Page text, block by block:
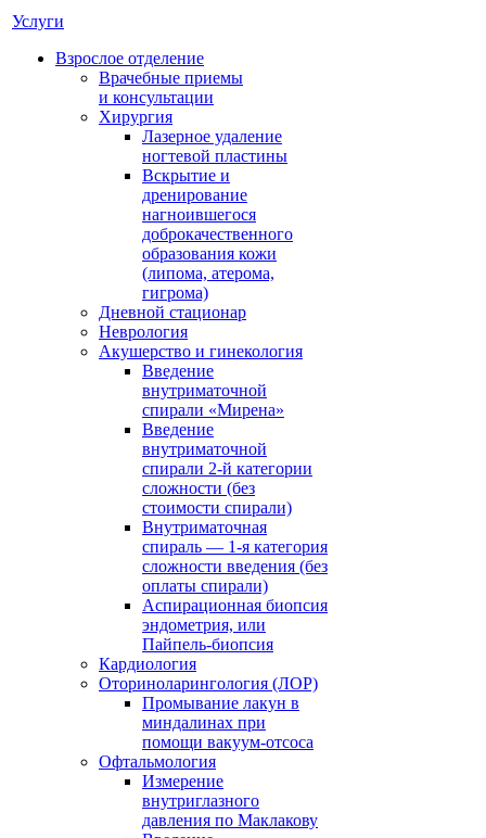
Услуги
Взрослое отделение
Врачебные приемы
и консультации
Хирургия
Лазерное удаление
ногтевой пластины
Вскрытие и
дренирование
нагноившегося
доброкачественного
образования кожи
(липома, атерома,
гигрома)
Дневной стационар
Неврология
Акушерство и гинекология
Введение
внутриматочной
спирали «Мирена»
Введение
внутриматочной
спирали 2-й категории
сложности (без
стоимости спирали)
Внутриматочная
спираль — 1-я категория
сложности введения (без
оплаты спирали)
Аспирационная биопсия
эндометрия, или
Пайпель-биопсия
Кардиология
Оториноларингология (ЛОР)
Промывание лакун в
миндалинах при
помощи вакуум-отсоса
Офтальмология
Измерение
внутриглазного
давления по Маклакову